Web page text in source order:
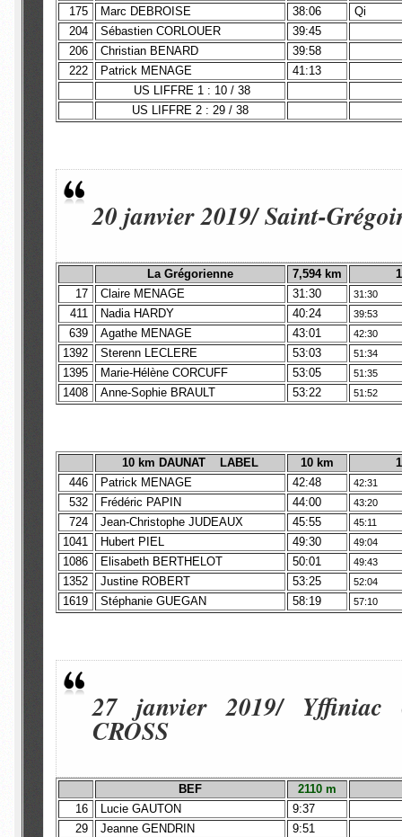
175
Marc DEBROISE 38:06
Qi
204
Sébastien CORLOUER
39:45
206
Christian BENARD
39:58
222
Patrick MENAGE
41:13
US LIFFRE 1 : 10 / 38
US LIFFRE 2 : 29 / 38
20 janvier 2019/ Saint-
La Grégorienne 7,594 km
17
Claire MENAGE 31:30 31:30
411 Nadia HARDY 40:24 39:53
639 Agathe MENAGE 43:01 42:30
1392 Sterenn LECLERE 53:03 51:34
1395 Marie-Hélène CORCUFF 53:05 51:35
1408 Anne-Sophie BRAULT 53:22 51:52
10 km DAUNAT LABEL 10 km
446
Patrick MENAGE 42:48 42:31
532 Frédéric PAPIN 44:00 43:20
724 Jean-Christophe JUDEAUX 45:55 45:11
1041 Hubert PIEL 49:30 49:04
1086 Elisabeth BERTHELOT 50:01 49:43
1352 Justine ROBERT 53:25 52:04
1619 Stéphanie GUEGAN 58:19 57:10
27 janvier 2019/
CROSS
BEF
2110 m
16
Lucie GAUTON
9:37
29
Jeanne GENDRIN 9:51